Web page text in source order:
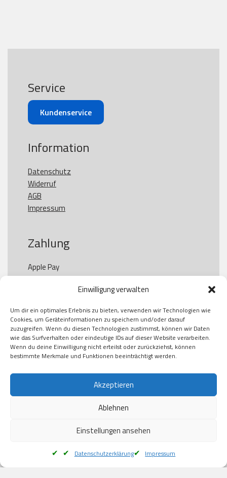
Einwilligung verwalten
Um dir ein optimales Erlebnis zu bieten, verwenden wir Technologien wie
Cookies, um Geräteinformationen zu speichern und/oder darauf
zuzugreifen. Wenn du diesen Technologien zustimmst, können wir Daten
wie das Surfverhalten oder eindeutige IDs auf dieser Website verarbeiten.
Wenn du deine Einwilligung nicht erteilst oder zurückziehst, können
bestimmte Merkmale und Funktionen beeinträchtigt werden.
Akzeptieren
Ablehnen
Einstellungen ansehen
Datenschutzerklärung Impressum
Service
Kundenservice
Information
Datenschutz
Widerruf
AGB
Impressum
Zahlung
Apple Pay
Paypal
Kauf auf Rechung
Klarna
American Express